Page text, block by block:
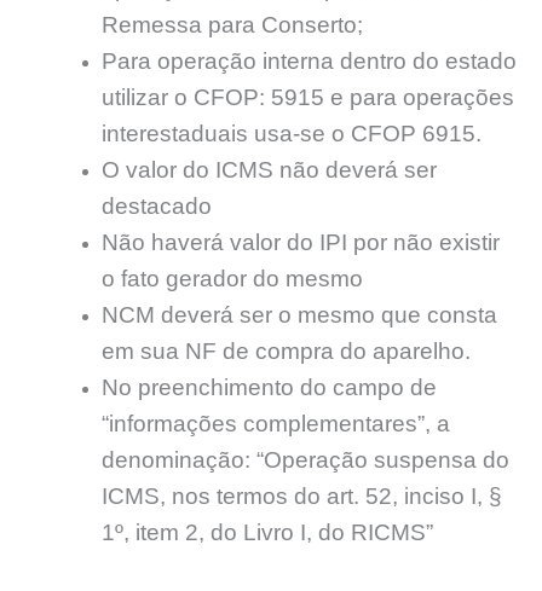
Remessa para Conserto;
Para operação interna dentro do estado
utilizar o CFOP: 5915 e para operações
interestaduais usa-se o CFOP 6915.
O valor do ICMS não deverá ser
destacado
Não haverá valor do IPI por não existir
o fato gerador do mesmo
NCM deverá ser o mesmo que consta
em sua NF de compra do aparelho.
No preenchimento do campo de
“informações complementares”, a
denominação: “Operação suspensa do
ICMS, nos termos do art. 52, inciso I, §
1º, item 2, do Livro I, do RICMS”